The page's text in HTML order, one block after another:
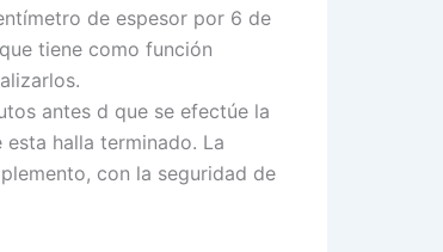
de espesor por 6 de
tiene como función
antes d que se efectúe la
halla terminado. La
con la seguridad de